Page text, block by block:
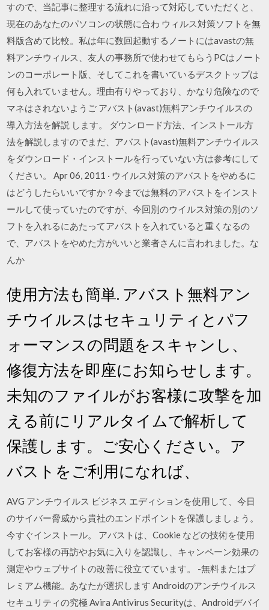
すので、当記事に整理する流れに沿って対応していただくと、
現在のあなたのパソコンの状態に合わ ウィルス対策ソフトを無
料版含めて比較。私は年に数回起動するノートにはavastの無
料アンチウィルス、友人の事務所で使わせてもらうPCはノート
ンのコーポレート版、そしてこれを書いているデスクトップは
何も入れていません。理由有りやっており、かなり危険なので
マネはされないようご アバスト(avast)無料アンチウイルスの
導入方法を解説 します。 ダウンロード方法、インストール方
法を解説しますのでまだ、アバスト(avast)無料アンチウイルス
をダウンロード・インストールを行っていない方は参考にして
ください。 Apr 06, 2011 · ウイルス対策のアバストをやめるに
はどうしたらいいですか？今までは無料のアバストをインスト
ールして使っていたのですが、今回別のウイルス対策の別のソ
フトを入れるにあたってアバストを入れていると重くなるの
で、アバストをやめた方がいいと業者さんに言われました。な
んか
使用方法も簡単. アバスト無料アン
チウイルスはセキュリティとパフ
ォーマンスの問題をスキャンし、
修復方法を即座にお知らせします。
未知のファイルがお客様に攻撃を加
える前にリアルタイムで解析して
保護します。ご安心ください。ア
バストをご利用になれば、
AVG アンチウイルス ビジネス エディションを使用して、今日
のサイバー脅威から貴社のエンドポイントを保護しましょう。
今すぐインストール。 アバストは、Cookie などの技術を使用
してお客様の再訪やお気に入りを認識し、キャンペーン効果の
測定やウェブサイトの改善に役立てています。 -無料またはプ
レミアム機能。あなたが選択します Androidのアンチウイルス
セキュリティの究極 Avira Antivirus Securityは、Androidデバイ